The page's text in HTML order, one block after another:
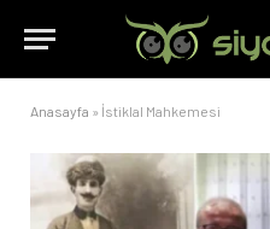
Anasayfa » İstiklal Mahkemesi